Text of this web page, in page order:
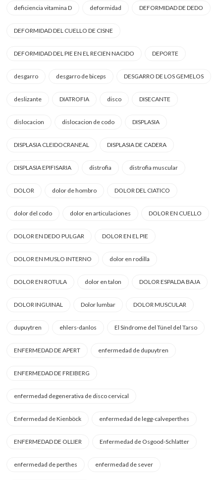
deficiencia vitamina D deformidad DEFORMIDAD DE DEDO
DEFORMIDAD DEL CUELLO DE CISNE
DEFORMIDAD DEL PIE EN EL RECIEN NACIDO DEPORTE
desgarro desgarro de biceps DESGARRO DE LOS GEMELOS
deslizante DIATROFIA disco DISECANTE
dislocacion dislocacion de codo DISPLASIA
DISPLASIA CLEIDOCRANEAL DISPLASIA DE CADERA
DISPLASIA EPIFISARIA distrofia distrofia muscular
DOLOR dolor de hombro DOLOR DEL CIATICO
dolor del codo dolor en articulaciones DOLOR EN CUELLO
DOLOR EN DEDO PULGAR DOLOR EN EL PIE
DOLOR EN MUSLO INTERNO dolor en rodilla
DOLOR EN ROTULA dolor en talon DOLOR ESPALDA BAJA
DOLOR INGUINAL Dolor lumbar DOLOR MUSCULAR
dupuytren ehlers-danlos El Síndrome del Túnel del Tarso
ENFERMEDAD DE APERT enfermedad de dupuytren
ENFERMEDAD DE FREIBERG
enfermedad degenerativa de disco cervical
Enfermedad de Kienböck enfermedad de legg-calveperthes
ENFERMEDAD DE OLLIER Enfermedad de Osgood-Schlatter
enfermedad de perthes enfermedad de sever